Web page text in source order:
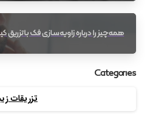
همه چیز را درباره زاویه سازی فک با تزریق
Categories
تزریقات